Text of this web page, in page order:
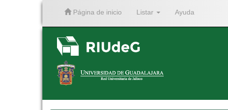
Página de inicio Listar Ayuda